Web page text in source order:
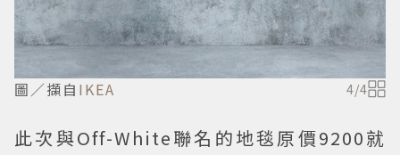
圖／擷自 IKEA 4/4
此次與Off-White聯名的地毯原價9200就